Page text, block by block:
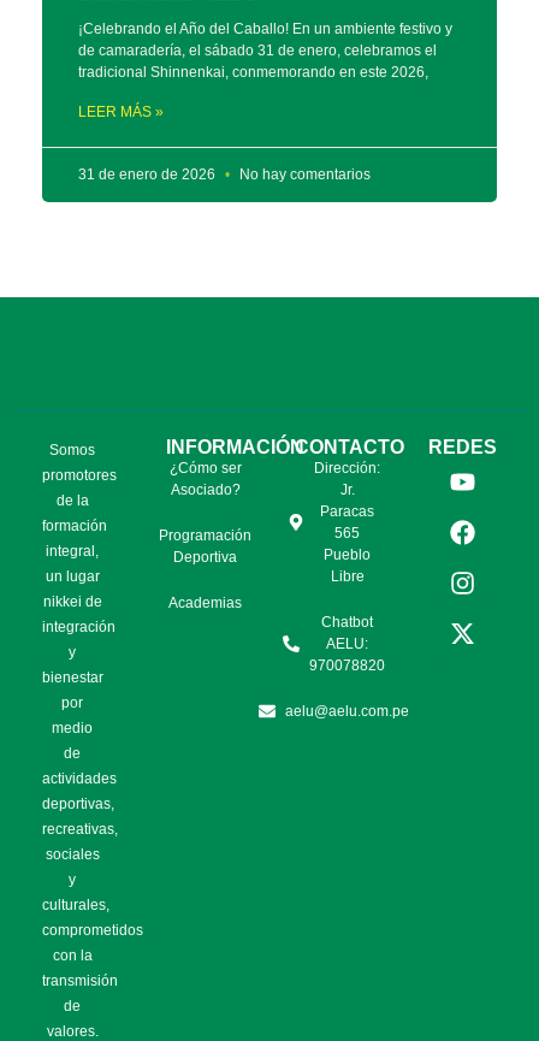
¡Celebrando el Año del Caballo! En un ambiente festivo y
de camaradería, el sábado 31 de enero, celebramos el
tradicional Shinnenkai, conmemorando en este 2026,
LEER MÁS »
31 de enero de 2026 No hay comentarios
Somos
promotores
de la
formación
integral,
un lugar
nikkei de
integración
y
bienestar
por
medio
de
actividades
deportivas,
recreativas,
sociales
y
culturales,
comprometidos
con la
transmisión
de
valores.
INFORMACIÓN
¿Cómo ser
Asociado?
Programación
Deportiva
Academias
CONTACTO
Dirección:
Jr.
Paracas
565
Pueblo
Libre
Chatbot
AELU:
970078820
aelu@aelu.com.pe
REDES